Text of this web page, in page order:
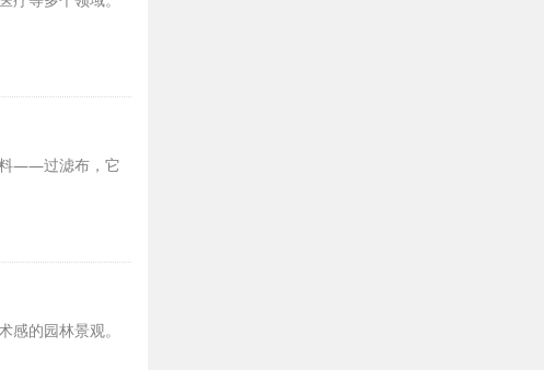
料——过滤布，它
的园林景观。